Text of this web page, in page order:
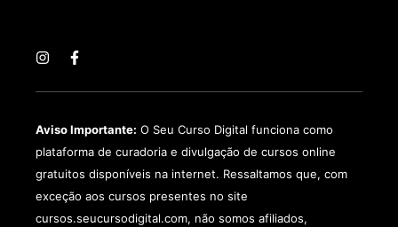
Aviso Importante: O Seu Curso Digital funciona como
plataforma de curadoria e divulgação de cursos online
gratuitos disponíveis na internet. Ressaltamos que, com
exceção aos cursos presentes no site
cursos.seucursodigital.com, não somos afiliados,